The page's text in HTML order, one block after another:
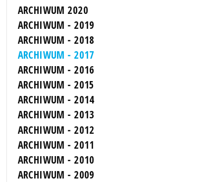
ARCHIWUM 2020
ARCHIWUM - 2019
ARCHIWUM - 2018
ARCHIWUM - 2017
ARCHIWUM - 2016
ARCHIWUM - 2015
ARCHIWUM - 2014
ARCHIWUM - 2013
ARCHIWUM - 2012
ARCHIWUM - 2011
ARCHIWUM - 2010
ARCHIWUM - 2009